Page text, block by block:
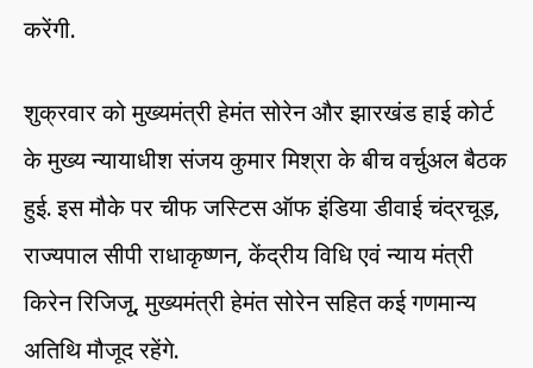
करेंगी.
शुक्रवार को मुख्यमंत्री हेमंत सोरेन और झारखंड हाई कोर्ट
के मुख्य न्यायाधीश संजय कुमार मिश्रा के बीच वर्चुअल बैठक
हुई. इस मौके पर चीफ जस्टिस ऑफ इंडिया डीवाई चंद्रचूड़,
राज्यपाल सीपी राधाकृष्णन, केंद्रीय विधि एवं न्याय मंत्री
किरेन रिजिजू, मुख्यमंत्री हेमंत सोरेन सहित कई गणमान्य
अतिथि मौजूद रहेंगे.